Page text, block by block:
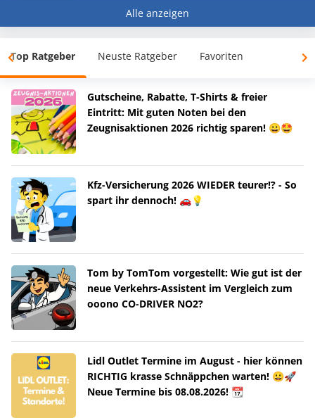
Alle anzeigen
Top Ratgeber Neuste Ratgeber Favoriten
Gutscheine, Rabatte, T-Shirts & freier
Eintritt: Mit guten Noten bei den
Zeugnisaktionen 2026 richtig sparen! 😀🤩
Kfz-Versicherung 2026 WIEDER teurer!? - So
spart ihr dennoch! 🚗💡
Tom by TomTom vorgestellt: Wie gut ist der
neue Verkehrs-Assistent im Vergleich zum
ooono CO-DRIVER NO2?
Lidl Outlet Termine im August - hier können
RICHTIG krasse Schnäppchen warten! 😀🚀
Neue Termine bis 08.08.2026! 📆